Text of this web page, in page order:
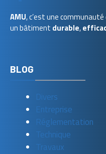
AMU, c’est une
un bâtiment durable,
BLOG
Divers
Entreprise
Réglementation
Technique
Travaux